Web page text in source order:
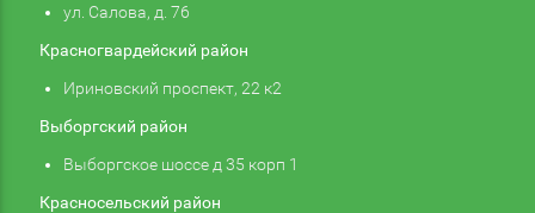
ул. Салова, д. 76
Красногвардейский район
Ириновский проспект, 22 к2
Выборгский район
Выборгское шоссе д 35 корп 1
Красносельский район